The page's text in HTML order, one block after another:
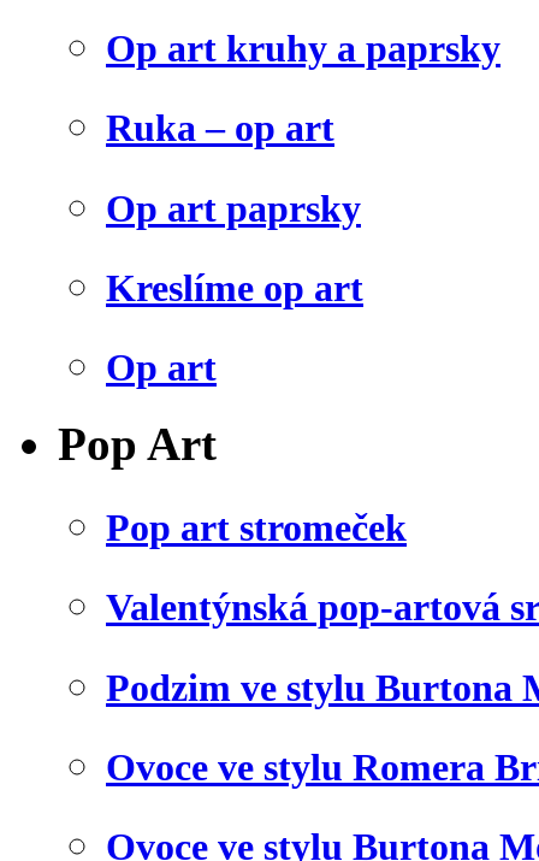
Op art kruhy a paprsky
Ruka – op art
Op art paprsky
Kreslíme op art
Op art
Pop Art
Pop art stromeček
Valentýnská pop-artová
Podzim ve stylu Burtona
Ovoce ve stylu Romera
Ovoce ve stylu Burtona